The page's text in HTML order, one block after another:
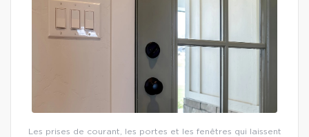
Les prises de courant, les portes et les fenêtres qui laissent